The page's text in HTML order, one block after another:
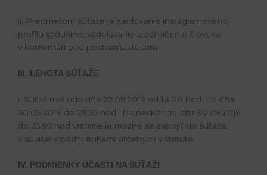
ii. Predmetom súťaže je sledovanie instagramového
profilu @dualne_vzdelavanie a označenie človeka
v komentári pod postom/statusom.
III. LEHOTA SÚŤAŽE
i. Súťaž trvá odo dňa 22.09.2019 od 14:00 hod. do dňa
30.09.2019 do 23:59 hod.. Najneskôr do dňa 30.09.2019
do 23:59 hod vrátane je možné sa zapojiť do súťaže
v súlade s podmienkami určenými v štatúte.
IV. PODMIENKY ÚČASTI NA SÚŤAŽI